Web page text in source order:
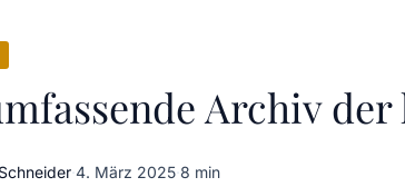
Archiv
·4. März 2025·8 min